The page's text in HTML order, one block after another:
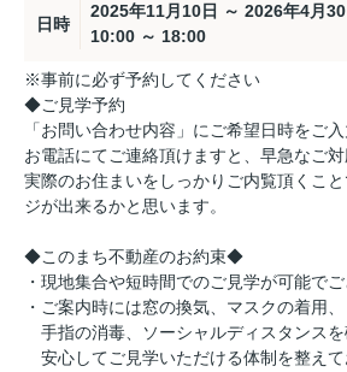
日時
2025年11月10日 ～ 2026年4月30
10:00 ～ 18:00
※事前に必ず予約してください
◆ご見学予約
「お問い合わせ内容」にご希望日時をご入
お電話にてご連絡頂けますと、早急なご対
実際のお住まいをしっかりご内覧頂くこ
ジが出来るかと思います。
◆このまち不動産のお約束◆
・現地集合や短時間でのご見学が可能でご
・ご案内時には窓の換気、マスクの着用、
手指の消毒、ソーシャルディスタンスを
安心してご見学いただける体制を整えて